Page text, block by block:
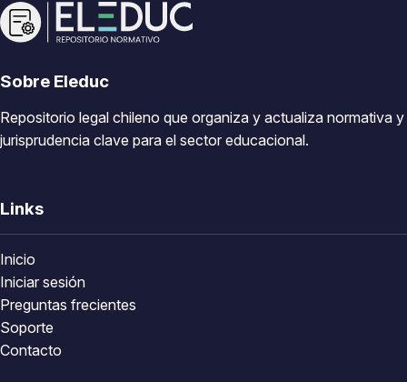
Sobre Eleduc
Repositorio legal chileno que organiza y actualiza normativa y
jurisprudencia clave para el sector educacional.
Links
Inicio
Iniciar sesión
Preguntas frecientes
Soporte
Contacto